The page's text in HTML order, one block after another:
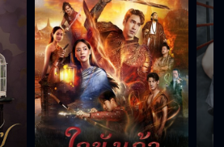
ถ้ามันไม่เชื่อฟังฉัน มันก็ไม่ใช่หลานฉันไง
สัญญานะว่าต้องรอดปลอดภัยกลับมา